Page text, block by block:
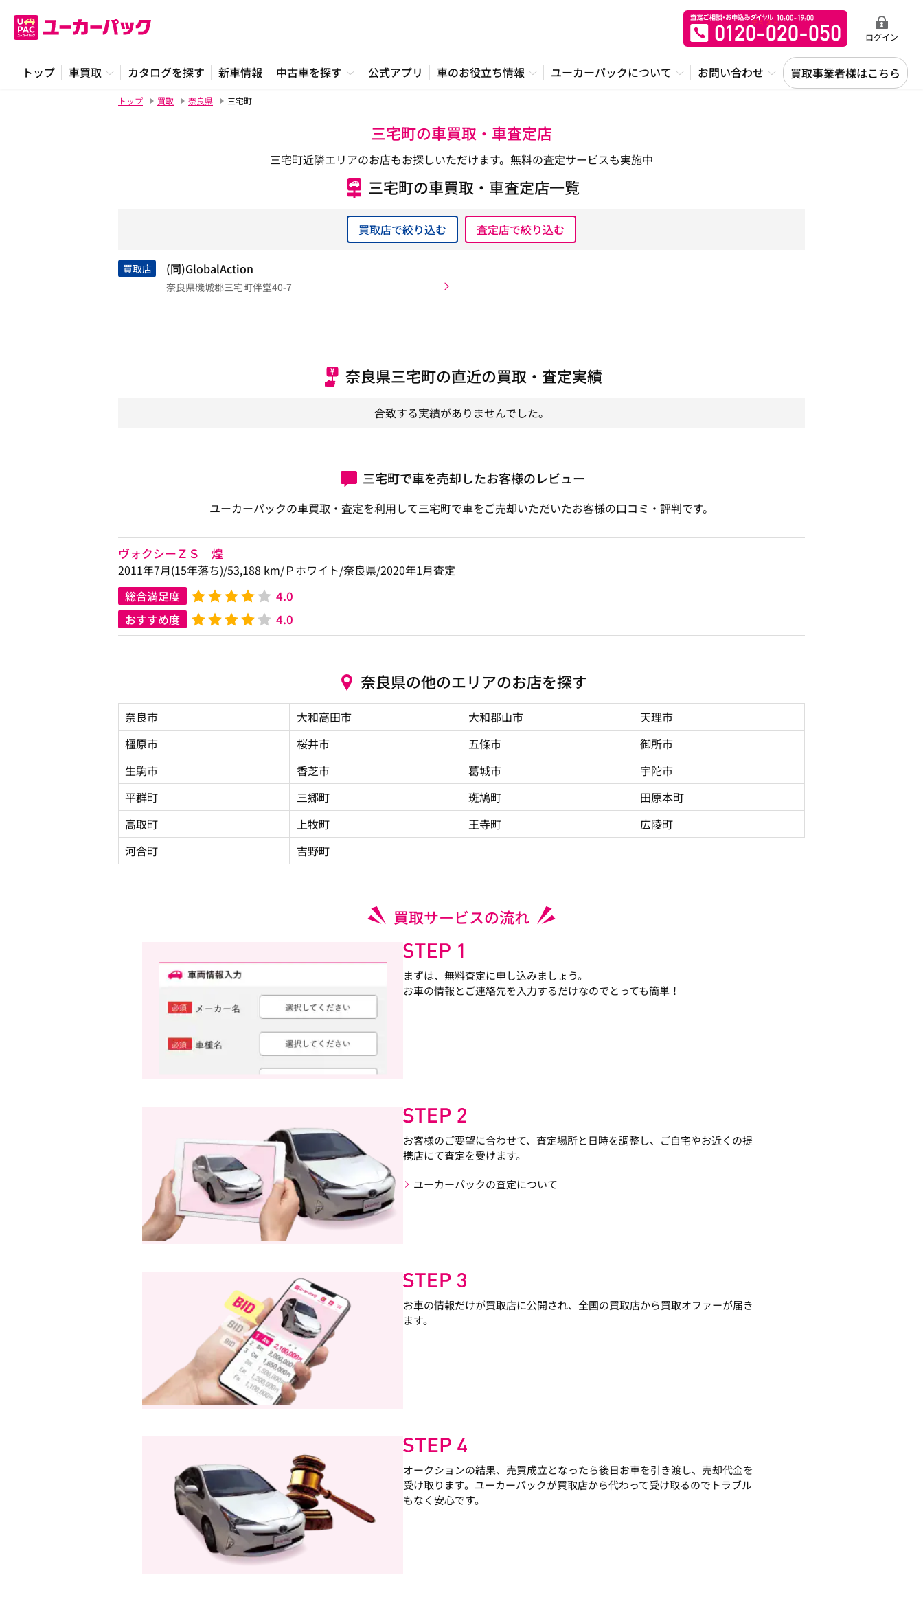
ログイン
トップ 車買取 カタログを探す 新車情報 中古車を探す 公式アプリ 車のお役立ち情報 ユーカーパックについて お問い合わせ 買取事業者様はこちら
トップ 買取 奈良県 三宅町
三宅町の車買取・車査定店
三宅町近隣エリアのお店もお探しいただけます。無料の査定サービスも実施中
三宅町の車買取・車査定店一覧
買取店で絞り込む 査定店で絞り込む
買取店 (同)GlobalAction
奈良県磯城郡三宅町伴堂40-7
奈良県三宅町の直近の買取・査定実績
合致する実績がありませんでした。
三宅町で車を売却したお客様のレビュー
ユーカーパックの車買取・査定を利用して三宅町で車をご売却いただいたお客様の口コミ・評判です。
ヴォクシーＺＳ 煌
2011年7月(15年落ち)/53,188 km/Ｐホワイト/奈良県/2020年1月査定
総合満足度
4.0
おすすめ度 4.0
奈良県の他のエリアのお店を探す
奈良市 大和高田市 大和郡山市
天理市
橿原市
桜井市 五條市
御所市
生駒市
香芝市 葛城市
宇陀市
平群町
三郷町 斑鳩町
田原本町
高取町
上牧町 王寺町
広陵町
河合町
吉野町
買取サービスの流れ
まずは、無料査定に申し込みましょう。
お車の情報とご連絡先を入力するだけなのでとっても簡単！
お客様のご要望に合わせて、査定場所と日時を調整し、ご自宅やお近くの提
携店にて査定を受けます。
ユーカーパックの査定について
お車の情報だけが買取店に公開され、全国の買取店から買取オファーが届き
ます。
オークションの結果、売買成立となったら後日お車を引き渡し、売却代金を
受け取ります。ユーカーパックが買取店から代わって受け取るのでトラブル
もなく安心です。